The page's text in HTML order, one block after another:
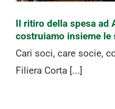
Il ritiro della spesa ad
costruiamo insieme le
Cari soci, care socie,
Filiera Corta [...]